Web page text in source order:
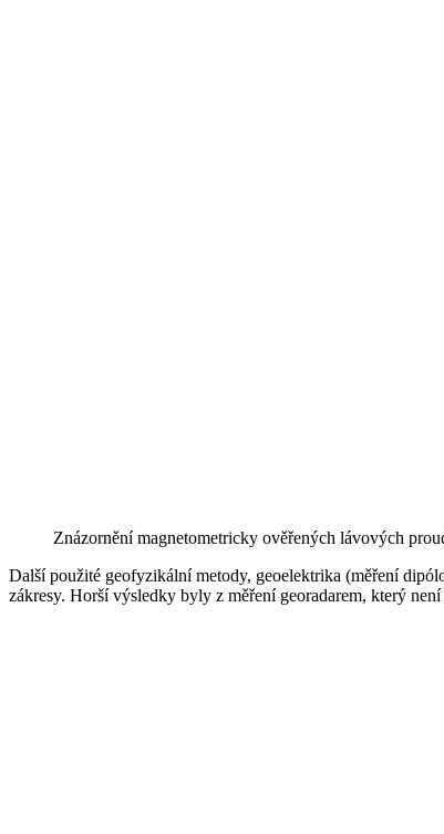
Znázornění magnetometricky ověřených lávových
Další použité geofyzikální metody, geoelektrika (měření
zákresy. Horší výsledky byly z měření georadarem, který